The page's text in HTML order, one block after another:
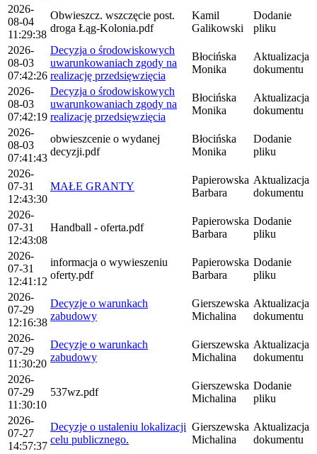
2026-
08-04
11:29:38
Obwieszcz. wszczęcie post.
droga Łąg-Kolonia.pdf
Kamil
Galikowski
Dodanie
pliku
2026-
08-03
07:42:26
Decyzja o środowiskowych
uwarunkowaniach zgody na
realizację przedsięwzięcia
Błocińska
Monika
Aktualizacja
dokumentu
2026-
08-03
07:42:19
Decyzja o środowiskowych
uwarunkowaniach zgody na
realizację przedsięwzięcia
Błocińska
Monika
Aktualizacja
dokumentu
2026-
08-03
07:41:43
obwieszcenie o wydanej
decyzji.pdf
Błocińska
Monika
Dodanie
pliku
2026-
07-31
12:43:30
MAŁE GRANTY
Papierowska
Barbara
Aktualizacja
dokumentu
2026-
07-31
12:43:08
Handball - oferta.pdf
Papierowska
Barbara
Dodanie
pliku
2026-
07-31
12:41:12
informacja o wywieszeniu
oferty.pdf
Papierowska
Barbara
Dodanie
pliku
2026-
07-29
12:16:38
Decyzje o warunkach
zabudowy
Gierszewska
Michalina
Aktualizacja
dokumentu
2026-
07-29
11:30:20
Decyzje o warunkach
zabudowy
Gierszewska
Michalina
Aktualizacja
dokumentu
2026-
07-29
11:30:10
537wz.pdf
Gierszewska
Michalina
Dodanie
pliku
2026-
07-27
14:57:37
Decyzje o ustaleniu lokalizacji
celu publicznego.
Gierszewska
Michalina
Aktualizacja
dokumentu